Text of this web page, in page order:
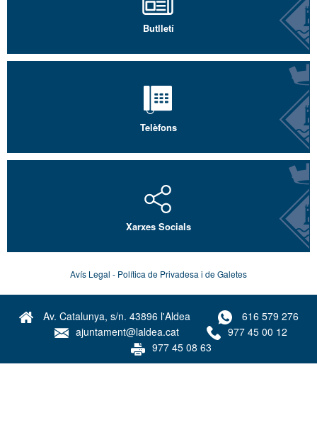
Butlletí
Telèfons
Xarxes Socials
Avís Legal - Política de Privadesa i de Galetes
Av. Catalunya, s/n. 43896 l'Aldea
616 579 276
ajuntament@laldea.cat
977 45 00 12
977 45 08 63